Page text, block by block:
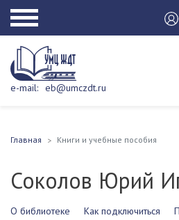
e-mail: eb@umczdt.ru
Главная Книги и учебные пособия
Соколов Юрий
О библиотеке Как подключиться